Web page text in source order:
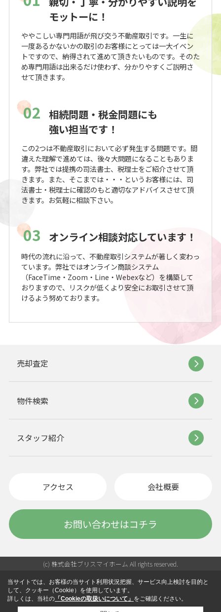
モットーに！
ややこしい専門用語が飛び交う不動産取引です。一生に
一度あるかないかの取引のお客様にとっては一大イベン
トですので、納得されて進めて頂きたいものです。そのた
め専門用語は出来るだけ使わず、分かりやすくご説明さ
せて頂きます。
02 相続問題・税金問題にも
強い担当です！
この2つは不動産取引において必ず発生する問題です。間
違えた理解で進めては、後々大問題になることもありま
す。弊社では提携の司法書士、税理士をご紹介させて頂
きます。また、そこまでは・・・というお客様には、司
法書士・税理士に確認のもと適切なアドバイスさせて頂
きます。お気軽に相談下さい。
03 オンライン相談対応しています！
時代の流れに沿って、不動産取引システムが著しく変わっ
ています。弊社ではオンライン商談システム
（FaceTime・Zoom・Line・Webexなど）を構築して
おりますので、リスクが低くより安全にお取引させて頂
けるよう努めております。
売却査定
物件検索
スタッフ紹介
アクセス 会社概要
お問い合わせはコチラ
(c) 株式会社ブリスマイホーム All rights reserved.
当サイトでは、お客様の当サイト利用状況把握、サービス向上検討を目的と
して、クッキー（Cookie）を使用しています。
詳しくは、当社の 「Cookieの取扱いについて」 をご確認ください。